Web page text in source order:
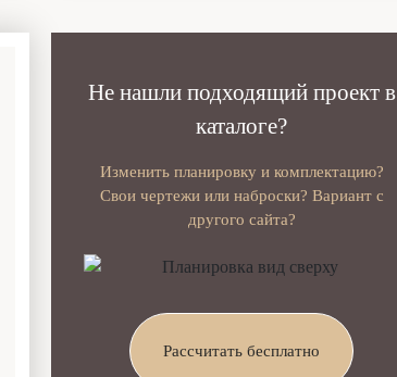
Не нашли подходящий проект в
каталоге?
Изменить планировку и комплектацию?
Свои чертежи или наброски? Вариант с
другого сайта?
Рассчитать бесплатно